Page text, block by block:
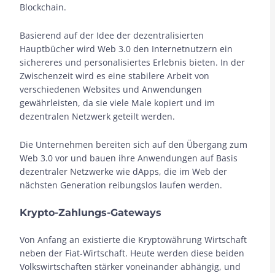
Blockchain.
Basierend auf der Idee der dezentralisierten
Hauptbücher wird Web 3.0 den Internetnutzern ein
sichereres und personalisiertes Erlebnis bieten. In der
Zwischenzeit wird es eine stabilere Arbeit von
verschiedenen Websites und Anwendungen
gewährleisten, da sie viele Male kopiert und im
dezentralen Netzwerk geteilt werden.
Die Unternehmen bereiten sich auf den Übergang zum
Web 3.0 vor und bauen ihre Anwendungen auf Basis
dezentraler Netzwerke wie dApps, die im Web der
nächsten Generation reibungslos laufen werden.
Krypto-Zahlungs-Gateways
Von Anfang an existierte die Kryptowährung Wirtschaft
neben der Fiat-Wirtschaft. Heute werden diese beiden
Volkswirtschaften stärker voneinander abhängig, und